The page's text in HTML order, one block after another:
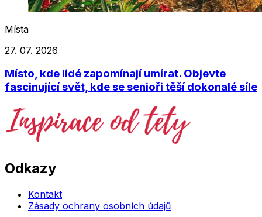
Místa
27. 07. 2026
Místo, kde lidé zapomínají umírat. Objevte
fascinující svět, kde se senioři těší dokonalé síle
Odkazy
Kontakt
Zásady ochrany osobních údajů